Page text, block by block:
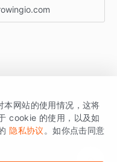
品牌，核心平台为 GrowingIO
网站的使用情况，这将
cookie 的使用，以及如
隐私协议 。如你点击同意